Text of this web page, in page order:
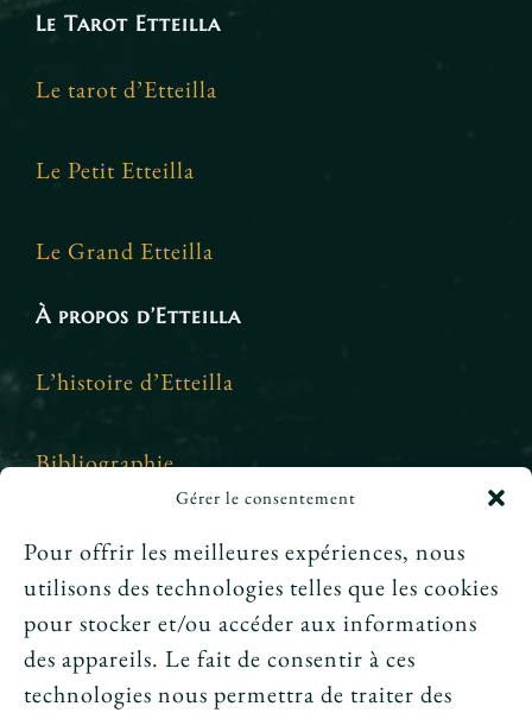
Gérer le consentement
Pour offrir les meilleures expériences, nous
utilisons des technologies telles que les cookies
pour stocker et/ou accéder aux informations
des appareils. Le fait de consentir à ces
technologies nous permettra de traiter des
Le Tarot Etteilla
Le tarot d’Etteilla
Le Petit Etteilla
Le Grand Etteilla
À propos d’Etteilla
L’histoire d’Etteilla
Bibliographie
Crédits et mentions légales
Le tarot peut-il annoncer une rencontre
amoureuse ?